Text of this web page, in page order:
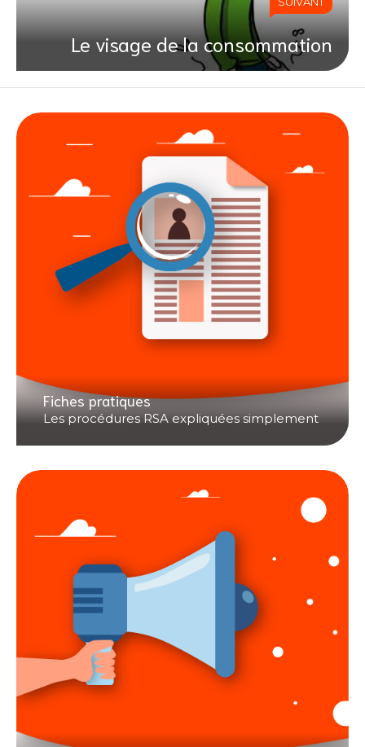
Le visage de la consommation
Fiches pratiques
Les procédures RSA expliquées simplement